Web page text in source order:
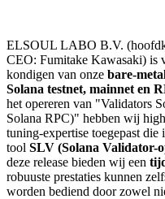
ELSOUL LABO B.V.
CEO: Fumitake Kawasaki) is
kondigen van onze bare-
Solana testnet, mainnet en
het opereren van "Validators
Solana RPC)" hebben wij
tuning-expertise toegepast
tool SLV (Solana Validator-
deze release bieden wij een
robuuste prestaties kunnen
worden bediend door zowel